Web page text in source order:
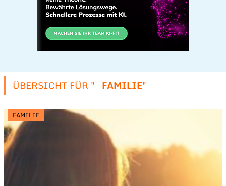
ÜBERSICHT FÜR " FAMILIE"
FAMILIE